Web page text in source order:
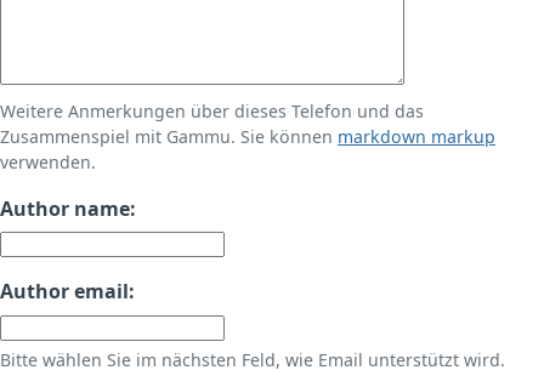
Weitere Anmerkungen über dieses Telefon und das
Zusammenspiel mit Gammu. Sie können markdown markup
verwenden.
Author name:
Author email:
Bitte wählen Sie im nächsten Feld, wie Email unterstützt wird.